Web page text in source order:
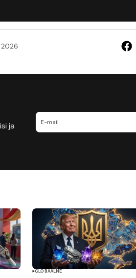
2026
ja
GLOBAALNE